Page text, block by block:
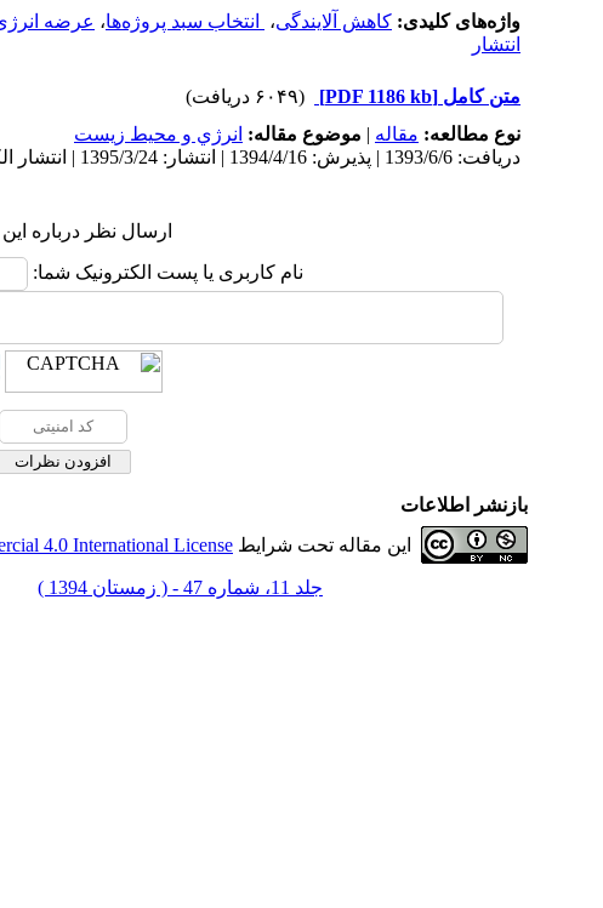
واژه‌های کلیدی: کاهش آلایندگی، ‌ انتخاب سبد پروژه‌ها، عرضه
انتشار
متن کامل [PDF 1186 kb]
(۶۰۴۹ دریافت)
نوع مطالعه: مقاله | موضوع مقاله: انرژي و محيط زيست
دریافت: 1393/6/6 | پذیرش: 1394/4/16 | انتشار: 1395/3/24 | انتشار الکترونیک: 1395/3/24
ارسال نظر درباره
نام کاربری یا پست الکترونیک شما:
بازنشر اطلاعات
این مقاله تحت شرایط 4.0 International License
جلد 11، شماره 47 - ( زمستان 1394 )